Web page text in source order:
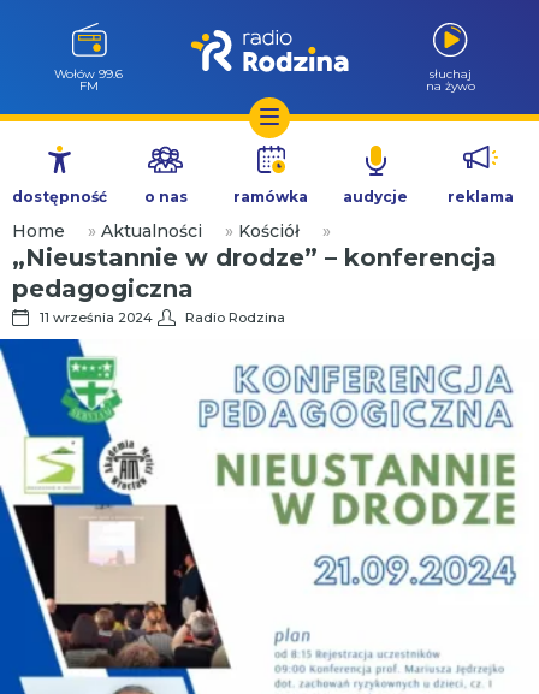
Przejdź
treści
Wołów 99.6
FM
słuchaj
na żywo
dostępność o nas ramówka audycje reklama
Home » Aktualności » Kościół »
„Nieustannie w drodze” – konferencja
pedagogiczna
11 września 2024 Radio Rodzina